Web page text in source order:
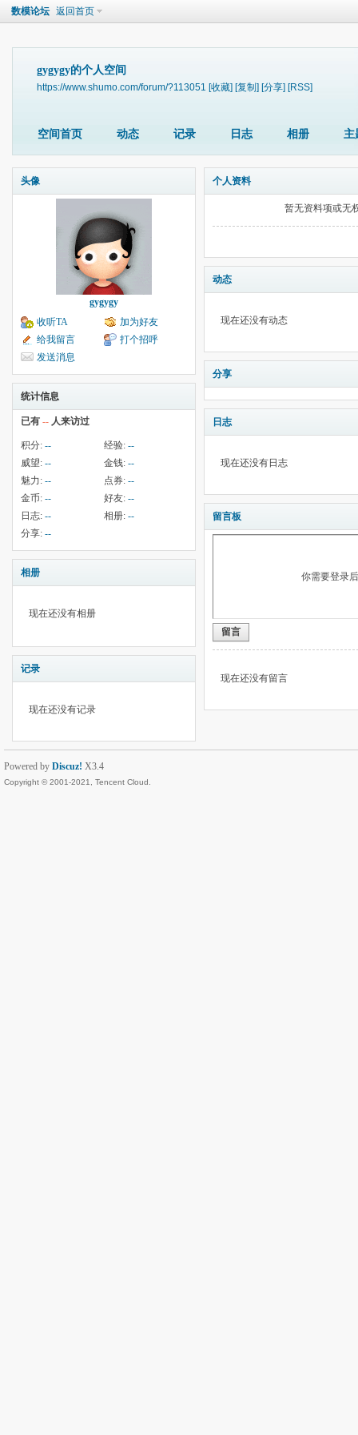
数模论坛 返回首页
gygygy的个人空间
https://www.shumo.com/forum/?113051 [收藏] [复制] [分享] [RSS]
空间首页 动态 记录 日志 相册 主
头像
gygygy
收听TA
加为好友
给我留言
打个招呼
发送消息
统计信息
已有 -- 人来访过
积分: -- 经验: --
威望: -- 金钱: --
魅力: -- 点券: --
金币: -- 好友: --
日志: -- 相册: --
分享: --
相册
现在还没有相册
记录
现在还没有记录
个人资料
暂无资料项或无
动态
现在还没有动态
分享
日志
现在还没有日志
留言板
你需要登录
留言
现在还没有留言
Powered by Discuz! X3.4
Copyright © 2001-2021, Tencent Cloud.